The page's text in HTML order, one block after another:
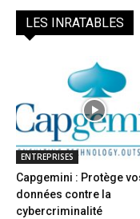
LES INRATABLES
ENTREPRISES
Capgemini : Protège
données contre la
cybercriminalité